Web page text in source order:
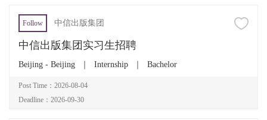
Follow 中信出版集团
中信出版集团实习生招聘
Beijing - Beijing Internship Bachelor
Post Time：2026-08-04
Deadline：2026-09-30